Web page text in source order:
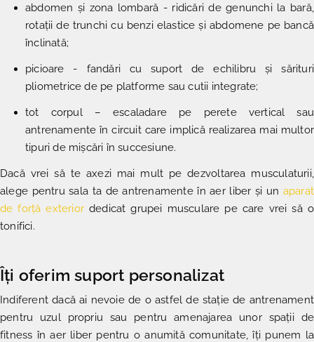
abdomen și zona lombară - ridicări de genunchi la bară,
rotații de trunchi cu benzi elastice și abdomene pe bancă
înclinată;
picioare - fandări cu suport de echilibru și sărituri
pliometrice de pe platforme sau cutii integrate;
tot corpul – escaladare pe perete vertical sau
antrenamente în circuit care implică realizarea mai multor
tipuri de mișcări în succesiune.
Dacă vrei să te axezi mai mult pe dezvoltarea musculaturii,
alege pentru sala ta de antrenamente în aer liber și un aparat
de forță exterior dedicat grupei musculare pe care vrei să o
tonifici.
Îți oferim suport personalizat
Indiferent dacă ai nevoie de o astfel de stație de antrenament
pentru uzul propriu sau pentru amenajarea unor spații de
fitness în aer liber pentru o anumită comunitate, îți punem la